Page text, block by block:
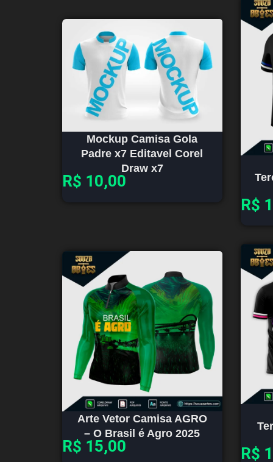
Mockup Camisa Gola
Padre x7 Editavel Corel
Draw x7
R$ 10,00
R$
Arte Vetor Camisa AGRO
– O Brasil é Agro 2025
R$ 15,00 R$